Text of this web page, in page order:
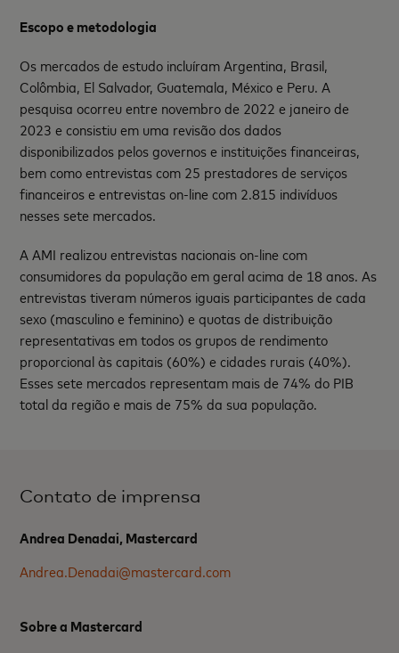
Escopo e metodologia
Os mercados de estudo incluíram Argentina, Brasil,
Colômbia, El Salvador, Guatemala, México e Peru. A
pesquisa ocorreu entre novembro de 2022 e janeiro de
2023 e consistiu em uma revisão dos dados
disponibilizados pelos governos e instituições financeiras,
bem como entrevistas com 25 prestadores de serviços
financeiros e entrevistas on-line com 2.815 indivíduos
nesses sete mercados.
A AMI realizou entrevistas nacionais on-line com
consumidores da população em geral acima de 18 anos. As
entrevistas tiveram números iguais participantes de cada
sexo (masculino e feminino) e quotas de distribuição
representativas em todos os grupos de rendimento
proporcional às capitais (60%) e cidades rurais (40%).
Esses sete mercados representam mais de 74% do PIB
total da região e mais de 75% da sua população.
Contato de imprensa
Andrea Denadai, Mastercard
Andrea.Denadai@mastercard.com
Sobre a Mastercard